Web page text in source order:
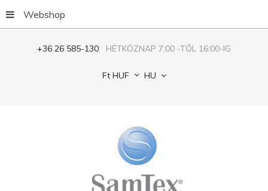
+36 26 585-130 HÉTKÖZNAP 7:00 -TŐL 16:00-IG
Ft HUF HU
Webshop
Jegyezze
meg